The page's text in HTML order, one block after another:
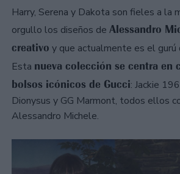
Harry, Serena y Dakota son fieles a la
orgullo los diseños de Alessandro
creativo y que actualmente es el gurú
Esta nueva colección se centra en
bolsos icónicos de Gucci: Jackie
Dionysus y GG Marmont, todos ellos
Alessandro Michele.